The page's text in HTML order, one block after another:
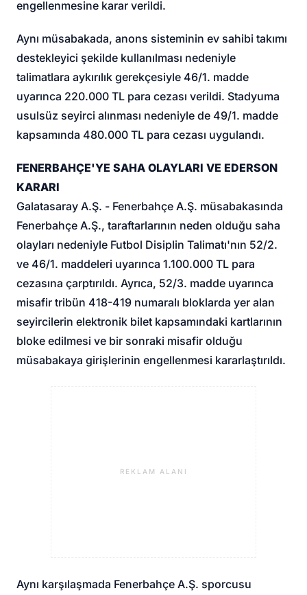
engellenmesine karar verildi.
Aynı müsabakada, anons sisteminin ev sahibi takımı
destekleyici şekilde kullanılması nedeniyle
talimatlara aykırılık gerekçesiyle 46/1. madde
uyarınca 220.000 TL para cezası verildi. Stadyuma
usulsüz seyirci alınması nedeniyle de 49/1. madde
kapsamında 480.000 TL para cezası uygulandı.
FENERBAHÇE'YE SAHA OLAYLARI VE EDERSON
KARARI
Galatasaray A.Ş. - Fenerbahçe A.Ş. müsabakasında
Fenerbahçe A.Ş., taraftarlarının neden olduğu saha
olayları nedeniyle Futbol Disiplin Talimatı'nın 52/2.
ve 46/1. maddeleri uyarınca 1.100.000 TL para
cezasına çarptırıldı. Ayrıca, 52/3. madde uyarınca
misafir tribün 418-419 numaralı bloklarda yer alan
seyircilerin elektronik bilet kapsamındaki kartlarının
bloke edilmesi ve bir sonraki misafir olduğu
müsabakaya girişlerinin engellenmesi kararlaştırıldı.
REKLAM ALANI
Aynı karşılaşmada Fenerbahçe A.Ş. sporcusu